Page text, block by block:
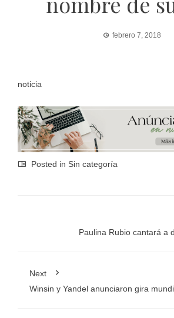
febrero 7, 2018
noticia
Posted in Sin categoría
Paulina Rubio cantará a
Next
Winsin y Yandel anunciaron gira